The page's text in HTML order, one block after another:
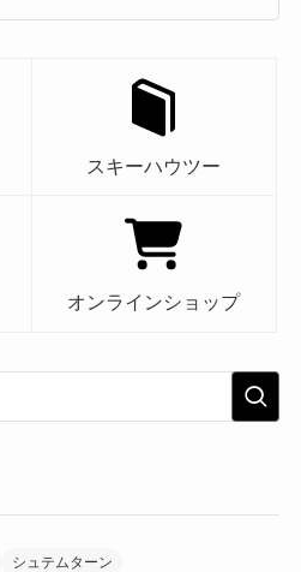
スキーハウツー
オンラインショップ
シュテムターン